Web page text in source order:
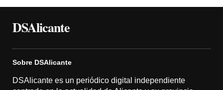
DSAlicante
Sobre DSAlicante
DSAlicante es un periódico digital independiente